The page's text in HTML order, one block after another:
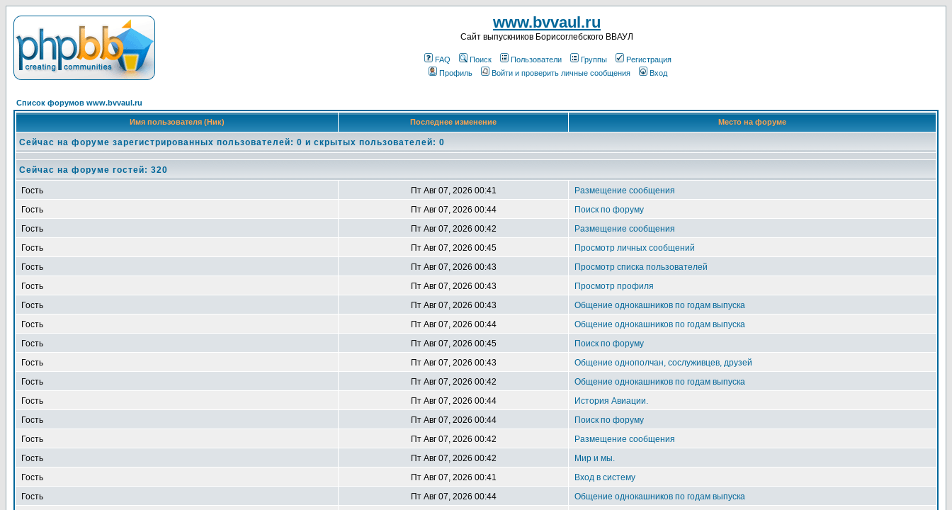
www.bvvaul.ru
Cайт выпускников Борисоглебского ВВАУЛ
FAQ Поиск Пользователи Группы
Регистрация
Профиль
Войти и проверить личные сообщения Вход
Список форумов www.bvvaul.ru
Имя пользователя (Ник) Последнее изменение Место на форуме
Сейчас на форуме зарегистрированных пользователей: 0 и скрытых пользователей: 0
Сейчас на форуме гостей: 320
Гость Пт Авг 07, 2026 00:41
Размещение сообщения
Гость
Пт Авг 07, 2026 00:44
Поиск по форуму
Гость
Пт Авг 07, 2026 00:42
Размещение сообщения
Гость
Пт Авг 07, 2026 00:45
Просмотр личных сообщений
Гость
Пт Авг 07, 2026 00:43
Просмотр списка пользователей
Гость
Пт Авг 07, 2026 00:43
Просмотр профиля
Гость
Пт Авг 07, 2026 00:43
Общение однокашников по годам выпуска
Гость
Пт Авг 07, 2026 00:44
Общение однокашников по годам выпуска
Гость
Пт Авг 07, 2026 00:45
Поиск по форуму
Гость
Пт Авг 07, 2026 00:43
Общение однополчан, сослуживцев, друзей
Гость
Пт Авг 07, 2026 00:42
Общение однокашников по годам выпуска
Гость
Пт Авг 07, 2026 00:44
История Авиации.
Гость
Пт Авг 07, 2026 00:44
Поиск по форуму
Гость
Пт Авг 07, 2026 00:42
Размещение сообщения
Гость
Пт Авг 07, 2026 00:42
Мир и мы.
Гость
Пт Авг 07, 2026 00:41
Вход в систему
Гость
Пт Авг 07, 2026 00:44
Общение однокашников по годам выпуска